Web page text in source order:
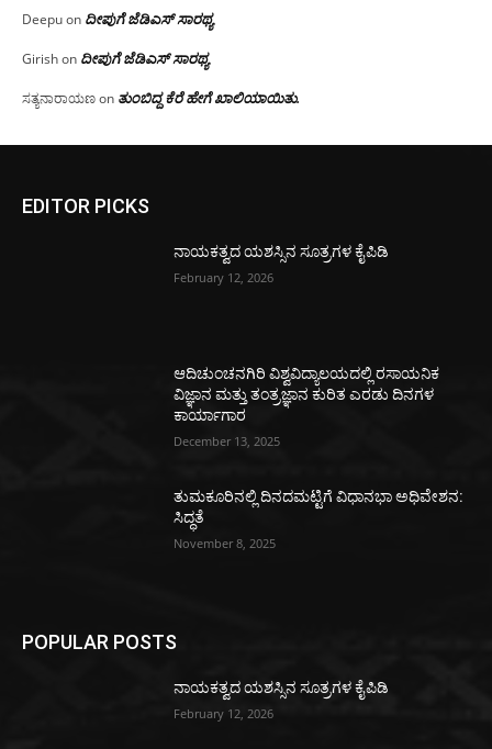
Deepuon ದೀಪುಗೆ ಜೆಡಿಎಸ್ ಸಾರಥ್ಯ
Girishon ದೀಪುಗೆ ಜೆಡಿಎಸ್ ಸಾರಥ್ಯ
ಸತ್ಯನಾರಾಯಣon ತುಂಬಿದ್ದ ಕೆರೆ ಹೇಗೆ ಖಾಲಿಯಾಯಿತು.
EDITOR PICKS
ನಾಯಕತ್ವದ ಯಶಸ್ಸಿನ ಸೂತ್ರಗಳ ಕೈಪಿಡಿ
February 12, 2026
ಆದಿಚುಂಚನಗಿರಿ ವಿಶ್ವವಿದ್ಯಾಲಯದಲ್ಲಿ ರಸಾಯನಿಕ
ವಿಜ್ಞಾನ ಮತ್ತು ತಂತ್ರಜ್ಞಾನ ಕುರಿತ ಎರಡು ದಿನಗಳ
ಕಾರ್ಯಾಗಾರ
December 13, 2025
ತುಮಕೂರಿನಲ್ಲಿ ದಿನದಮಟ್ಟಿಗೆ ವಿಧಾನಭಾ ಅಧಿವೇಶನ:
ಸಿದ್ಧತೆ
November 8, 2025
POPULAR POSTS
ನಾಯಕತ್ವದ ಯಶಸ್ಸಿನ ಸೂತ್ರಗಳ ಕೈಪಿಡಿ
February 12, 2026